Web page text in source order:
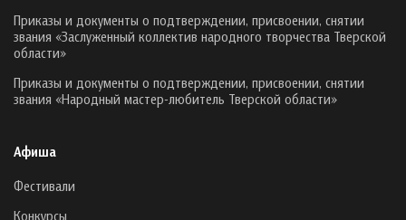
Приказы и документы о подтверждении, присвоении, снятии
звания «Заслуженный коллектив народного творчества Тверской
области»
Приказы и документы о подтверждении, присвоении, снятии
звания «Народный мастер-любитель Тверской области»
Афиша
Фестивали
Конкурсы